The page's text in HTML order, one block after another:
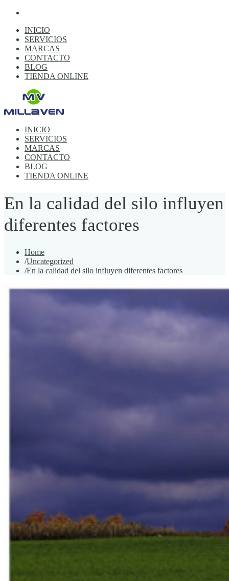
INICIO
SERVICIOS
MARCAS
CONTACTO
BLOG
TIENDA ONLINE
INICIO
SERVICIOS
MARCAS
CONTACTO
BLOG
TIENDA ONLINE
En la calidad del silo influyen
diferentes factores
Home
/Uncategorized
/En la calidad del silo influyen diferentes factores